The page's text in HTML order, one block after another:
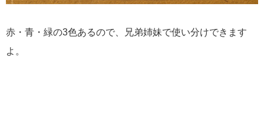
赤・青・緑の3色あるので、兄弟姉妹で使い分けできます
よ。